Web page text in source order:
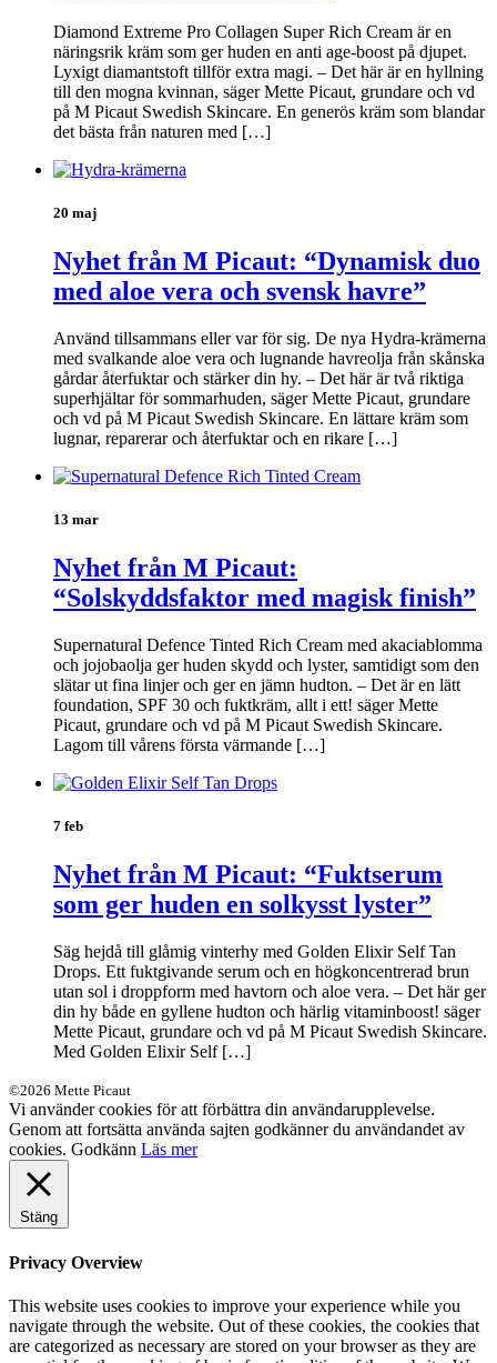
Diamond Extreme Pro Collagen Super Rich Cream är en
näringsrik kräm som ger huden en anti age-boost på djupet.
Lyxigt diamantstoft tillför extra magi. – Det här är en hyllning
till den mogna kvinnan, säger Mette Picaut, grundare och vd
på M Picaut Swedish Skincare. En generös kräm som blandar
det bästa från naturen med […]
20 maj
Nyhet från M Picaut: “Dynamisk duo
med aloe vera och svensk havre”
Använd tillsammans eller var för sig. De nya Hydra-krämerna
med svalkande aloe vera och lugnande havreolja från skånska
gårdar återfuktar och stärker din hy. – Det här är två riktiga
superhjältar för sommarhuden, säger Mette Picaut, grundare
och vd på M Picaut Swedish Skincare. En lättare kräm som
lugnar, reparerar och återfuktar och en rikare […]
13 mar
Nyhet från M Picaut:
“Solskyddsfaktor med magisk finish”
Supernatural Defence Tinted Rich Cream med akaciablomma
och jojobaolja ger huden skydd och lyster, samtidigt som den
slätar ut fina linjer och ger en jämn hudton. – Det är en lätt
foundation, SPF 30 och fuktkräm, allt i ett! säger Mette
Picaut, grundare och vd på M Picaut Swedish Skincare.
Lagom till vårens första värmande […]
7 feb
Nyhet från M Picaut: “Fuktserum
som ger huden en solkysst lyster”
Säg hejdå till glåmig vinterhy med Golden Elixir Self Tan
Drops. Ett fuktgivande serum och en högkoncentrerad brun
utan sol i droppform med havtorn och aloe vera. – Det här ger
din hy både en gyllene hudton och härlig vitaminboost! säger
Mette Picaut, grundare och vd på M Picaut Swedish Skincare.
Med Golden Elixir Self […]
©2026 Mette Picaut
Vi använder cookies för att förbättra din användarupplevelse.
Genom att fortsätta använda sajten godkänner du användandet av
cookies. Godkänn Läs mer
Stäng
Privacy Overview
This website uses cookies to improve your experience while you
navigate through the website. Out of these cookies, the cookies that
are categorized as necessary are stored on your browser as they are